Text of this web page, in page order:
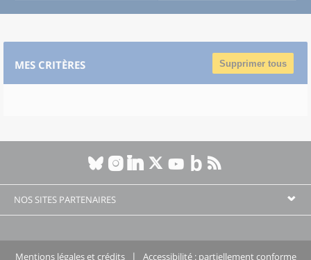
MES CRITÈRES Supprimer tous
NOS SITES PARTENAIRES
Mentions légales et crédits Accessibilité : partiellement conforme